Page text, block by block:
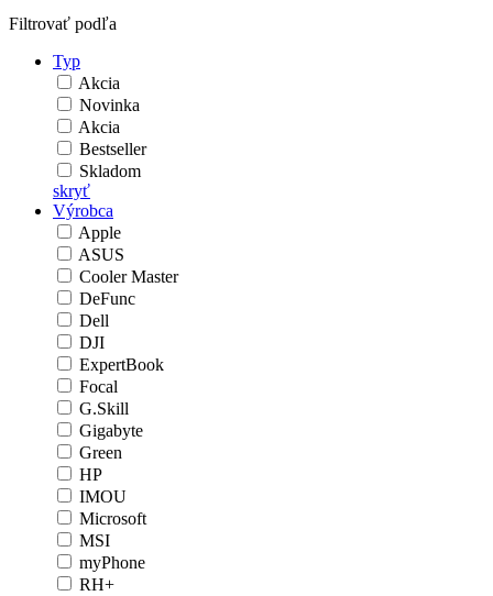
Filtrovať podľa
Typ
Akcia
Novinka
Akcia
Bestseller
Skladom
skryť
Výrobca
Apple
ASUS
Cooler Master
DeFunc
Dell
DJI
ExpertBook
Focal
G.Skill
Gigabyte
Green
HP
IMOU
Microsoft
MSI
myPhone
RH+